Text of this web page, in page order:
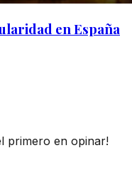
en España
primero en opinar!